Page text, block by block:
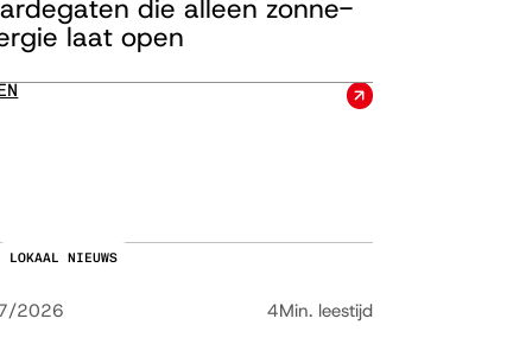
die alleen zonne-
laat open
LOKAAL NIEUWS
2026 4Min. leestijd